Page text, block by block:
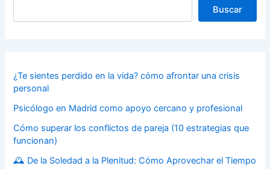
Buscar
¿Te sientes perdido en la vida? cómo afrontar una crisis
personal
Psicólogo en Madrid como apoyo cercano y profesional
Cómo superar los conflictos de pareja (10 estrategias que
funcionan)
🕰️ De la Soledad a la Plenitud: Cómo Aprovechar el Tiempo